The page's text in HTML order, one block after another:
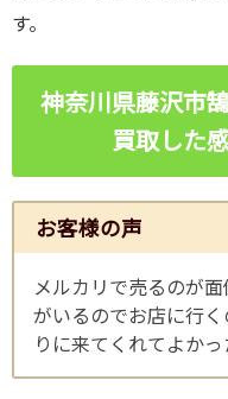
す。
神奈川県藤沢市
買取した
お客様の声
メルカリで売るのが
がいるのでお店に行
りに来てくれてよか